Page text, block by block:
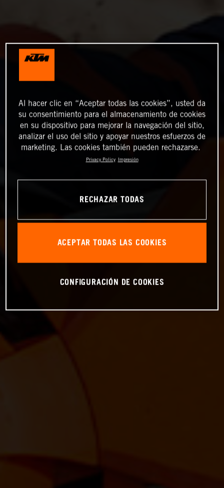
Al hacer clic en “Aceptar todas las cookies”, usted da
su consentimiento para el almacenamiento de cookies
en su dispositivo para mejorar la navegación del sitio,
analizar el uso del sitio y apoyar nuestros esfuerzos de
marketing. Las cookies también pueden rechazarse.
Privacy Policy Impresión
RECHAZAR TODAS
ACEPTAR TODAS LAS COOKIES
CONFIGURACIÓN DE COOKIES